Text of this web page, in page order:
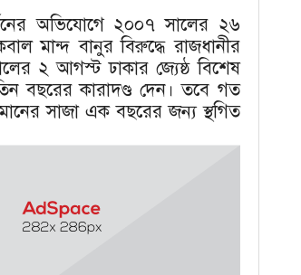
অভিযোগে ২০০৭ সালের ২৬
মান্দ বানুর বিরুদ্ধে রাজধানীর
২ আগস্ট ঢাকার জ্যেষ্ঠ বিশেষ
বছরের কারাদণ্ড দেন। তবে গত
সাজা এক বছরের জন্য স্থগিত